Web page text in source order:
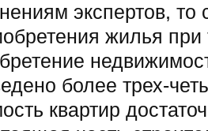
экспертов,
жилья
более трех-
квартир